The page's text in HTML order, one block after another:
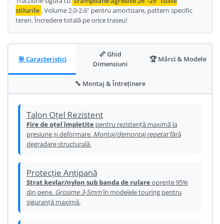
Schimbator Foi
Manete Schimbator
Disc frana
Cuvete
Monobloc
stilurile . Volume 2.0-2.6" pentru amortizare, pattern specific
teren. Încredere totală pe orice traseu!
🎯 Caracteristici
📏 Ghid
Dimensiuni
🏆 Mărci & Modele
🔧 Montaj & Întreținere
Talon Oțel Rezistent
Fire de oțel împletite pentru rezistență maximă la
presiune și deformare. Montaj/demontaj repetatfără
degradare structurală.
Protecție Antipană
Strat kevlar/nylon sub banda de rulare oprește 95%
din pene. Grosime 3-5mmîn modelele touring pentru
siguranță maximă.